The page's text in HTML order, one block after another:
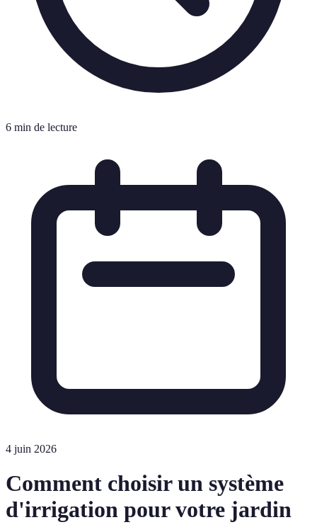
6 min de lecture
4 juin 2026
Comment choisir un système
d'irrigation pour votre jardin